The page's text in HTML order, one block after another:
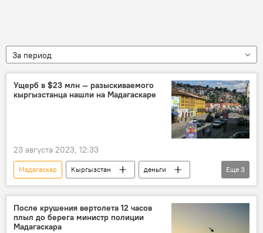
За период
Ущерб в $23 млн — разыскиваемого
кыргызстанца нашли на Мадагаскаре
23 августа 2023, 12:33
Мадагаскар Кыргызстан
деньги
вывод
экстрадиция МВД
Еще 3
После крушения вертолета 12 часов
плыл до берега министр полиции
Мадагаскара